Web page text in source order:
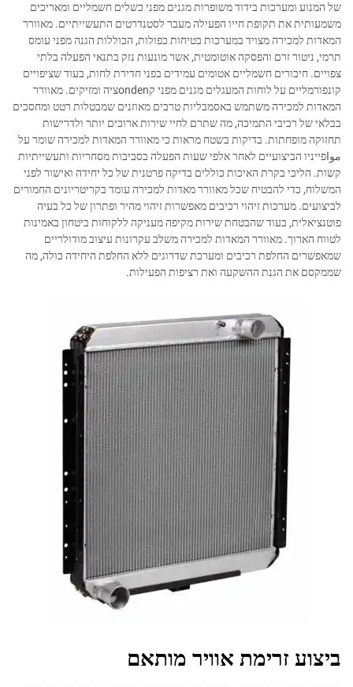
של המנוע ומערכות בידוד משופרות מגנים מפני כשלים חשמליים ומאריכים
משמעותית את תקופת חייו הפעילה מעבר לסטנדרטים התעשייתיים. מאוורר
המאדות למכירה מצויד במערכות בטיחות כפולות, הכוללות הגנה מפני עומס
תרמי, ניטור זרם והפסקה אוטומטית, אשר מונעות נזק בתנאי הפעלה בלתי
צפויים. חיבורים חשמליים אטומים עמידים בפני חדירת לחות, בעוד שציפויים
קונפורמליים על לוחות המעגלים מגנים מפני קondenציה ומזיקים. מאוורר
המאדות למכירה משתמש באסמבליות טרבים מאוזנים שמבטלות רטט ומחסכים
בבלאי של רכיבי התמיכה, מה שתרם לחיי שירות ארוכים יותר ולדרישות
תחזוקה מופחתות. בדיקות בשטח מראות כי מאוורר המאדות למכירה שומר על
مواפייניו הביצועיים לאחר אלפי שעות הפעלה בסביבות מסחריות ותעשייתיות
קשות. הליכי בקרת האיכות כוללים בדיקה פרטנית של כל יחידה ואישור לפני
המשלוח, כדי להבטיח שכל מאוורר מאדות למכירה עומד בקריטריונים החמורים
לביצועים. מערכות זיהוי רכיבים מאפשרות זיהוי מהיר ופתרון של כל בעיה
פוטנציאלית, בעוד שהבטחת שירות מקיפה מעניקה ללקוחות ביטחון באמינות
לטווח הארוך. מאוורר המאדות למכירה משלב עקרונות עיצוב מודולריים
שמאפשרים החלפת רכיבים ומערכת שדרוגים ללא החלפת היחידה כולה, מה
שממקסם את הגנת ההשקעה ואת רציפות הפעילות.
ביצוע זרימת אוויר מותאם